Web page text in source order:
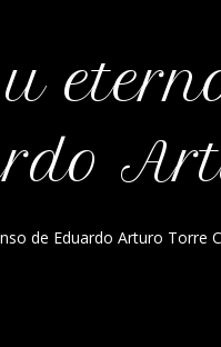
de Eduardo Arturo Torre